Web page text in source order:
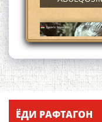
Что знают
Мирзо
ЁДИ РАФТАГОН